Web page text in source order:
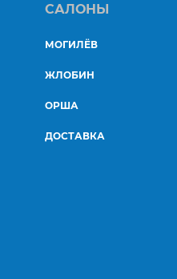
САЛОНЫ
МОГИЛЁВ
ЖЛОБИН
ОРША
ДОСТАВКА